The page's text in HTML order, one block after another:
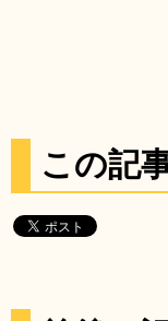
この記